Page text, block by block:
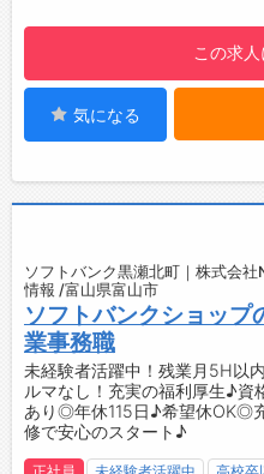
りがいを持っ
・20代～30代
に合った目標を
【先輩社員の声
スに合わせて進
があり、丁寧に
『こんなに親切
と感動の声を
かったです。
また、先輩方
スキルが豊富な
いつか私も『
■先輩と交流：
相談できます♪
■売上管理：​日
■閉店：​一日の
す！
・幅広い年齢層
コミュニケー
・お客様から感
大の喜びです♪
【約2ヶ月間の
◆座学研修
・入社後14日間
や接客スキル、
をはじめとす
この求
気になる
ソフトバンク黒瀬北町｜株式会社
情報 /富山県富山市
ソフトバンクショップ
業事務職
未経験者活躍中！残業月5H以
ルマなし！充実の福利厚生♪資
あり◎年休115日♪希望休OK◎
修で安心のスタート♪